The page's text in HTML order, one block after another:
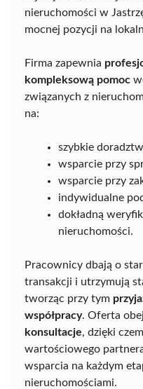
nieruchomości w
mocnej pozycji na
Firma zapewnia
kompleksową pomoc
związanych z
na:
szybkie
wsparcie przy
wsparcie przy
indywidualne
dokładną
nieruchomości.
Pracownicy dbają o
transakcji i utrzymują
tworząc przy tym
współpracy. Oferta
konsultacje, dzięki
wartościowego
wsparcia na każdym
nieruchomościami.